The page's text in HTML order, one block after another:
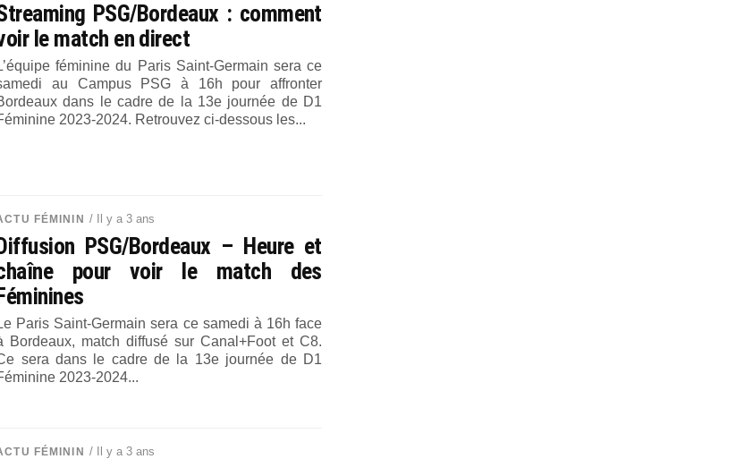
PSG/Bordeaux : comment
le match en direct
féminine du Paris Saint-Germain sera ce
au Campus PSG à 16h pour affronter
dans le cadre de la 13e journée de D1
2023-2024. Retrouvez ci-dessous les...
FÉMININ / Il y a 3 ans
PSG/Bordeaux – Heure et
pour voir le match des
Paris Saint-Germain sera ce samedi à 16h face
Bordeaux, match diffusé sur Canal+Foot et C8.
sera dans le cadre de la 13e journée de D1
2023-2024...
FÉMININ / Il y a 3 ans